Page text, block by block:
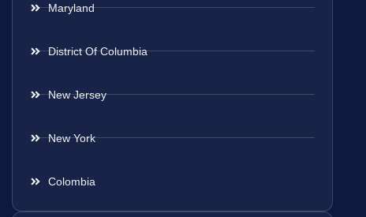
Maryland
District Of Columbia
New Jersey
New York
Colombia